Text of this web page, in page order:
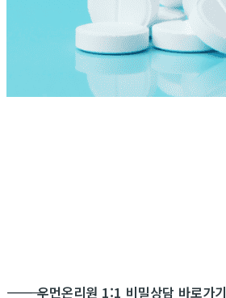
―――――――――――우먼온리원 1:1 비밀상담 바로가기